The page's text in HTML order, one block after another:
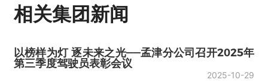
相关集团新闻
以榜样为灯 逐未来之光——孟津分公司召开2025年
第三季度驾驶员表彰会议
2025-10-29